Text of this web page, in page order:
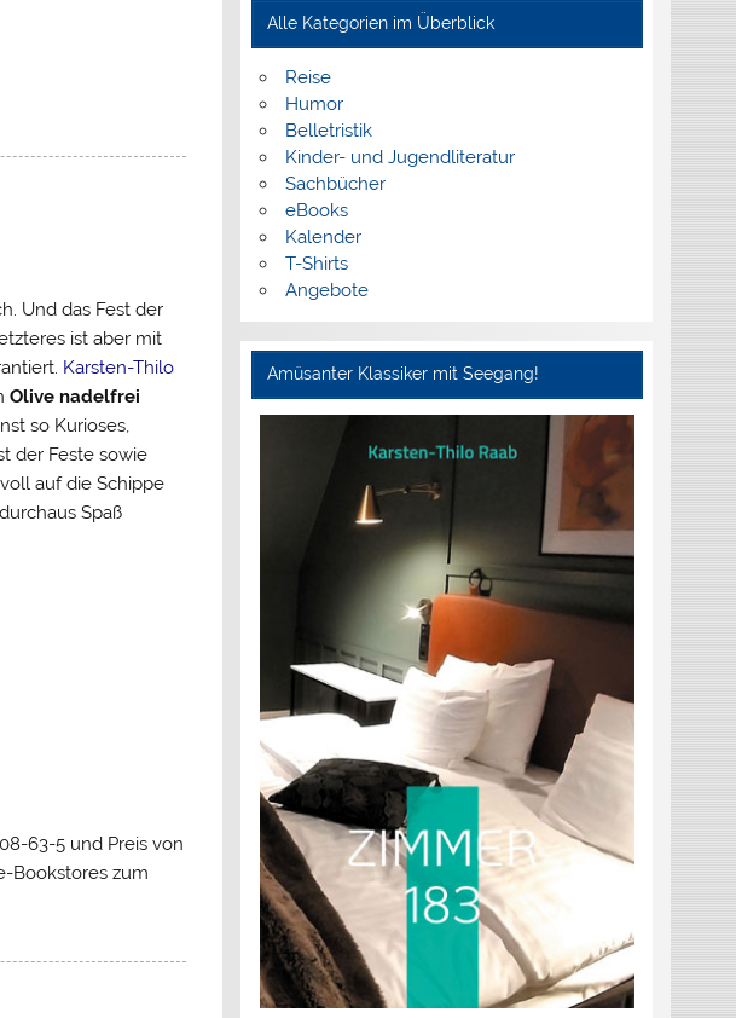
Und das Fest der
ist aber mit
Karsten-Thilo
Olive nadelfrei
so Kurioses,
der Feste sowie
auf die Schippe
Spaß
63-5 und Preis von
Bookstores zum
Alle Kategorien im Überblick
Reise
Humor
Belletristik
Kinder- und Jugendliteratur
Sachbücher
eBooks
Kalender
T-Shirts
Angebote
Amüsanter Klassiker mit Seegang!